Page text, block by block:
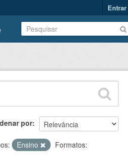
Entrar
por
Ensino
Formatos: